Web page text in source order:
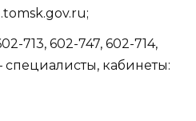
713, 602-747, 602-714,
специалисты, кабинеты: